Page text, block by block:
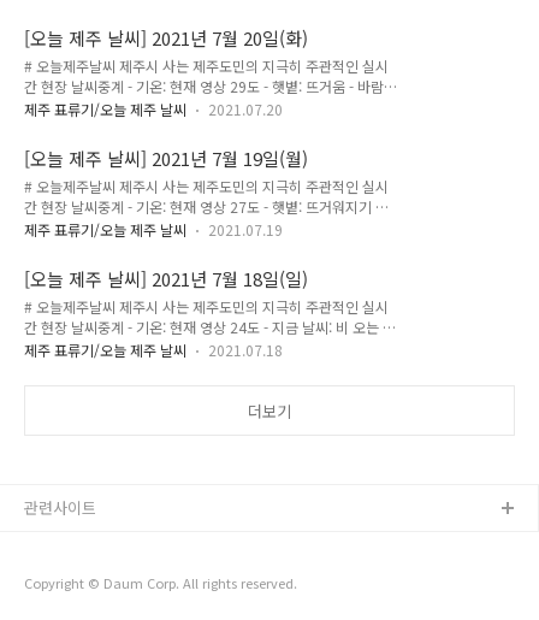
[오늘 제주 날씨] 2021년 7월 20일(화)
# 오늘제주날씨 제주시 사는 제주도민의 지극히 주관적인 실시
간 현장 날씨중계 - 기온: 현재 영상 29도 - 햇볕: 뜨거움 - 바람:
선선하게 불어요! - 구름: 비구름은 아닌것 같네요! - 느낌: "시내
제주 표류기/오늘 제주 날씨 2021.07.20
[오늘 제주 날씨] 2021년 7월 19일(월)
# 오늘제주날씨 제주시 사는 제주도민의 지극히 주관적인 실시
간 현장 날씨중계 - 기온: 현재 영상 27도 - 햇볕: 뜨거워지기 시
작 - 바람: 시원하게 불어줌 - 구름: 듬성듬성 - 느낌: "오늘은 바
현재 영상 31도 - 햇볕: 으악 뜨거워! - 바람: 살살 붑니다. - 구름:
흰색 왕구름들 - 느낌: "덥지 않아요, 뜨거워요!!! 헉헉"
제주 표류기/오늘 제주 날씨 2021.07.19
[오늘 제주 날씨] 2021년 7월 18일(일)
# 오늘제주날씨 제주시 사는 제주도민의 지극히 주관적인 실시
간 현장 날씨중계 - 기온: 현재 영상 24도 - 지금 날씨: 비 오는 중
- 바람: 약간 - 강수량: 꽤 많이 - 느낌: "드디어 비가 시작된건가
나와줄지!! 그 외 방향은 여전히 먹구름이 많습니다. 역시 제주는
거 예측하고 있고, 아이폰 기본 날씨앱은 비가 올거라네요. 과
제주 표류기/오늘 제주 날씨 2021.07.18
더보기
Copyright © Daum Corp. All rights reserved.
관련사이트